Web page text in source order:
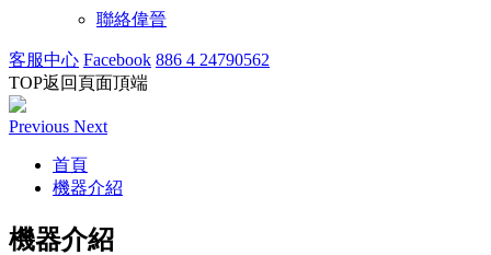
聯絡偉晉
客服中心 Facebook 886 4 24790562
TOP返回頁面頂端
Previous Next
首頁
機器介紹
機器介紹